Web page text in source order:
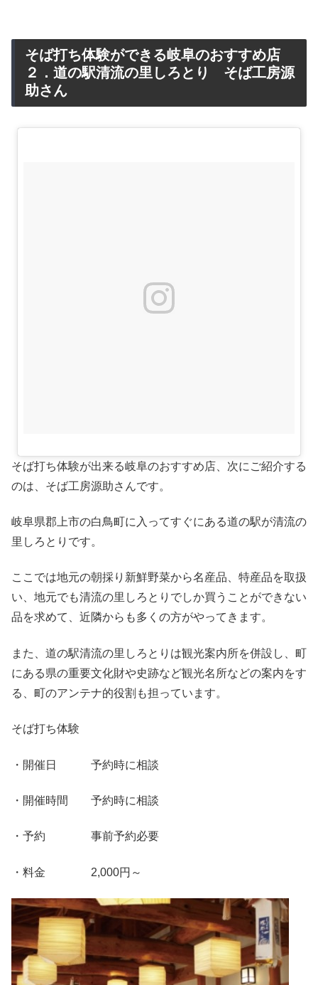
そば打ち体験ができる岐阜のおすすめ店
２．道の駅清流の里しろとり そば工房源
助さん
そば打ち体験が出来る岐阜のおすすめ店、次にご紹介する
のは、そば工房源助さんです。
岐阜県郡上市の白鳥町に入ってすぐにある道の駅が清流の
里しろとりです。
ここでは地元の朝採り新鮮野菜から名産品、特産品を取扱
い、地元でも清流の里しろとりでしか買うことができない
品を求めて、近隣からも多くの方がやってきます。
また、道の駅清流の里しろとりは観光案内所を併設し、町
にある県の重要文化財や史跡など観光名所などの案内をす
る、町のアンテナ的役割も担っています。
そば打ち体験
・開催日 予約時に相談
・開催時間 予約時に相談
・予約 事前予約必要
・料金 2,000円～